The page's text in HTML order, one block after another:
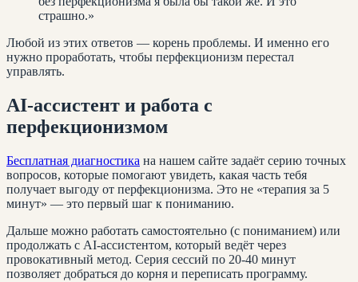
страшно.»
Любой из этих ответов — корень проблемы. И именно его
нужно проработать, чтобы перфекционизм перестал
управлять.
AI-ассистент и работа с
перфекционизмом
Бесплатная диагностика на нашем сайте задаёт серию точных
вопросов, которые помогают увидеть, какая часть тебя
получает выгоду от перфекционизма. Это не «терапия за 5
минут» — это первый шаг к пониманию.
Дальше можно работать самостоятельно (с пониманием) или
продолжать с AI-ассистентом, который ведёт через
провокативный метод. Серия сессий по 20-40 минут
позволяет добраться до корня и переписать программу.